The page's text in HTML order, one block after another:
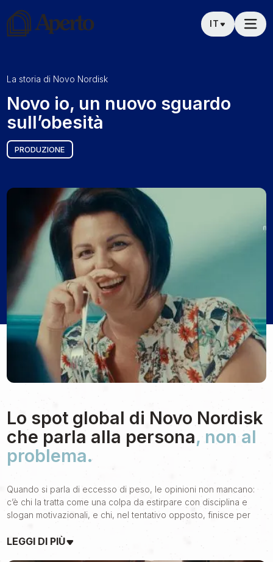
IT
La storia di Novo Nordisk
Novo io, un nuovo sguardo
sull’obesità
PRODUZIONE
Lo spot global di Novo Nordisk
che parla alla persona, non al
problema.
Quando si parla di eccesso di peso, le opinioni non mancano:
c’è chi la tratta come una colpa da estirpare con disciplina e
slogan motivazionali, e chi, nel tentativo opposto, finisce per
quasi sempre, è
LEGGI DI PIÙ